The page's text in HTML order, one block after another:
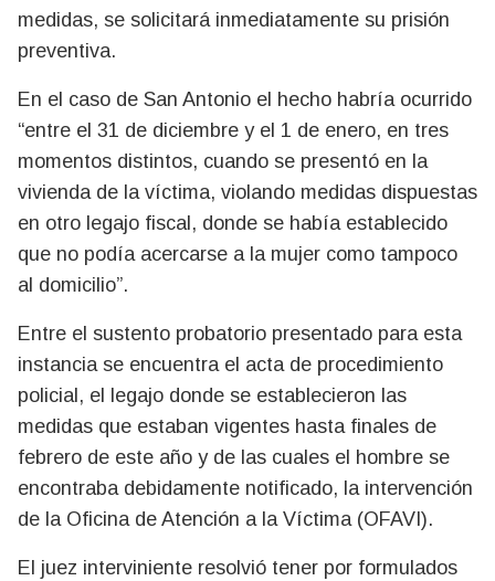
medidas, se solicitará inmediatamente su prisión
preventiva.
En el caso de San Antonio el hecho habría ocurrido
“entre el 31 de diciembre y el 1 de enero, en tres
momentos distintos, cuando se presentó en la
vivienda de la víctima, violando medidas dispuestas
en otro legajo fiscal, donde se había establecido
que no podía acercarse a la mujer como tampoco
al domicilio”.
Entre el sustento probatorio presentado para esta
instancia se encuentra el acta de procedimiento
policial, el legajo donde se establecieron las
medidas que estaban vigentes hasta finales de
febrero de este año y de las cuales el hombre se
encontraba debidamente notificado, la intervención
de la Oficina de Atención a la Víctima (OFAVI).
El juez interviniente resolvió tener por formulados